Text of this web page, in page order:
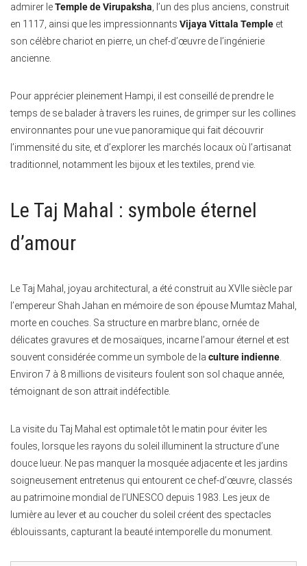
admirer leTemple de Virupaksha , l’un des plus anciens, construit
en 1117, ainsi que les impressionnants Vijaya Vittala Temple et
son célèbre chariot en pierre, un chef-d’œuvre de l’ingénierie
ancienne.
Pour apprécier pleinement Hampi, il est conseillé de prendre le
temps de se balader à travers les ruines, de grimper sur les collines
environnantes pour une vue panoramique qui fait découvrir
l’immensité du site, et d’explorer les marchés locaux où l’artisanat
traditionnel, notamment les bijoux et les textiles, prend vie.
Le Taj Mahal : symbole éternel
d’amour
Le Taj Mahal, joyau architectural, a été construit au XVIIe siècle par
l’empereur Shah Jahan en mémoire de son épouse Mumtaz Mahal,
morte en couches. Sa structure en marbre blanc, ornée de
délicates gravures et de mosaïques, incarne l’amour éternel et est
souvent considérée comme un symbole de la culture indienne
Environ 7 à 8 millions de visiteurs foulent son sol chaque année,
témoignant de son attrait indéfectible.
La visite du Taj Mahal est optimale tôt le matin pour éviter les
foules, lorsque les rayons du soleil illuminent la structure d’une
douce lueur. Ne pas manquer la mosquée adjacente et les jardins
soigneusement entretenus qui entourent ce chef-d’œuvre, classés
au patrimoine mondial de l’UNESCO depuis 1983. Les jeux de
lumière au lever et au coucher du soleil créent des spectacles
éblouissants, capturant la beauté intemporelle du monument.